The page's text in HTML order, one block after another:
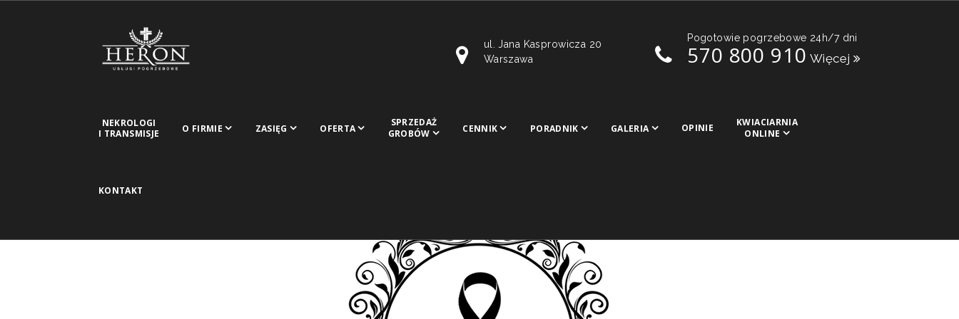
ul. Jana Kasprowicza 20
Warszawa
Pogotowie pogrzebowe 24h/7 dni
570 800 910 Więcej
NEKROLOGI
I TRANSMISJE
O FIRMIE ZASIĘG OFERTA
SPRZEDAŻ
GROBÓW
CENNIK PORADNIK GALERIA OPINIE
KWIACIARNIA
ONLINE
KONTAKT